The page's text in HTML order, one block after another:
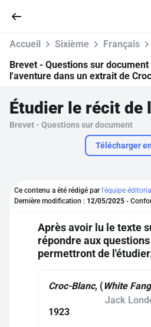
Parcourir
Se connecter
S'inscrire
Pour profiter de 10
Accueil Sixième
Français
Brevet - Questions sur document
l'aventure dans un extrait de
Brevet - Questions sur document
Télécharger
Ce contenu a été rédigé par l'équipe
Dernière modification : 12/05/2025 -
Après avoir lu le texte
répondre aux
permettront de
Croc-Blanc, (White Fang
Jack
1923